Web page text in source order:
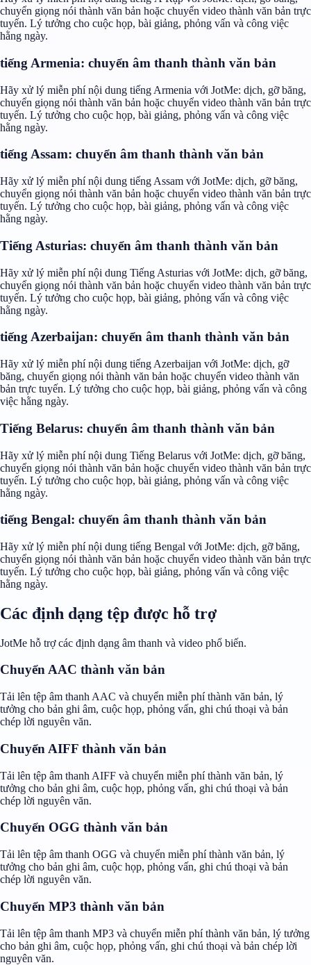
chuyển giọng nói thành văn bản hoặc chuyển video thành văn bản trực
tuyến. Lý tưởng cho cuộc họp, bài giảng, phỏng vấn và công việc
hằng ngày.
tiếng Armenia: chuyển âm thanh thành văn bản
Hãy xử lý miễn phí nội dung tiếng Armenia với JotMe: dịch, gỡ băng,
chuyển giọng nói thành văn bản hoặc chuyển video thành văn bản trực
tuyến. Lý tưởng cho cuộc họp, bài giảng, phỏng vấn và công việc
hằng ngày.
tiếng Assam: chuyển âm thanh thành văn bản
Hãy xử lý miễn phí nội dung tiếng Assam với JotMe: dịch, gỡ băng,
chuyển giọng nói thành văn bản hoặc chuyển video thành văn bản trực
tuyến. Lý tưởng cho cuộc họp, bài giảng, phỏng vấn và công việc
hằng ngày.
Tiếng Asturias: chuyển âm thanh thành văn bản
Hãy xử lý miễn phí nội dung Tiếng Asturias với JotMe: dịch, gỡ băng,
chuyển giọng nói thành văn bản hoặc chuyển video thành văn bản trực
tuyến. Lý tưởng cho cuộc họp, bài giảng, phỏng vấn và công việc
hằng ngày.
tiếng Azerbaijan: chuyển âm thanh thành văn bản
Hãy xử lý miễn phí nội dung tiếng Azerbaijan với JotMe: dịch, gỡ
băng, chuyển giọng nói thành văn bản hoặc chuyển video thành văn
bản trực tuyến. Lý tưởng cho cuộc họp, bài giảng, phỏng vấn và công
việc hằng ngày.
Tiếng Belarus: chuyển âm thanh thành văn bản
Hãy xử lý miễn phí nội dung Tiếng Belarus với JotMe: dịch, gỡ băng,
chuyển giọng nói thành văn bản hoặc chuyển video thành văn bản trực
tuyến. Lý tưởng cho cuộc họp, bài giảng, phỏng vấn và công việc
hằng ngày.
tiếng Bengal: chuyển âm thanh thành văn bản
Hãy xử lý miễn phí nội dung tiếng Bengal với JotMe: dịch, gỡ băng,
chuyển giọng nói thành văn bản hoặc chuyển video thành văn bản trực
tuyến. Lý tưởng cho cuộc họp, bài giảng, phỏng vấn và công việc
hằng ngày.
Các định dạng tệp được hỗ trợ
JotMe hỗ trợ các định dạng âm thanh và video phổ biến.
Chuyển AAC thành văn bản
Tải lên tệp âm thanh AAC và chuyển miễn phí thành văn bản, lý
tưởng cho bản ghi âm, cuộc họp, phỏng vấn, ghi chú thoại và bản
chép lời nguyên văn.
Chuyển AIFF thành văn bản
Tải lên tệp âm thanh AIFF và chuyển miễn phí thành văn bản, lý
tưởng cho bản ghi âm, cuộc họp, phỏng vấn, ghi chú thoại và bản
chép lời nguyên văn.
Chuyển OGG thành văn bản
Tải lên tệp âm thanh OGG và chuyển miễn phí thành văn bản, lý
tưởng cho bản ghi âm, cuộc họp, phỏng vấn, ghi chú thoại và bản
chép lời nguyên văn.
Chuyển MP3 thành văn bản
Tải lên tệp âm thanh MP3 và chuyển miễn phí thành văn bản, lý tưởng
cho bản ghi âm, cuộc họp, phỏng vấn, ghi chú thoại và bản chép lời
nguyên văn.